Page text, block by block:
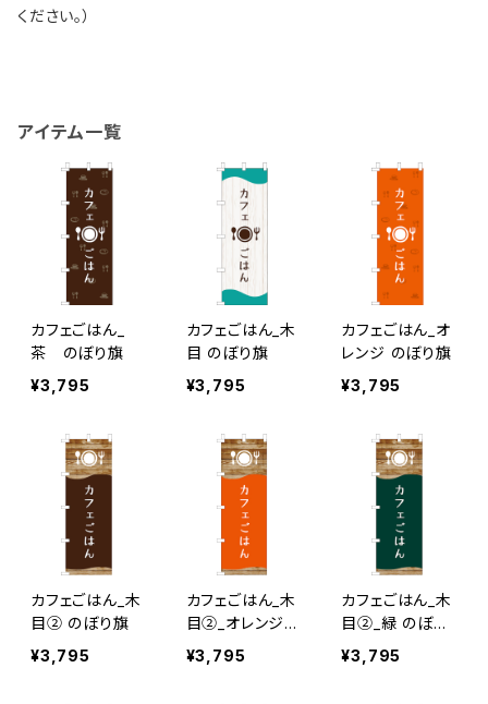
ください。）
アイテム一覧
カフェごはん_
茶 のぼり旗
¥3,795
カフェごはん_木
目 のぼり旗
¥3,795
カフェごはん_オ
レンジ のぼり旗
¥3,795
カフェごはん_木
目② のぼり旗
¥3,795
カフェごはん_木
目②_オレンジ
のぼり旗
¥3,795
カフェごはん_木
目②_緑 のぼり
旗
¥3,795